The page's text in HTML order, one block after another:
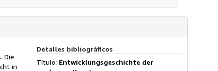
Die
in
Detalles bibliográficos
Título: Entwicklungsgeschichte der